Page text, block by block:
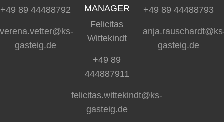
+49 89 44488792
verena.vetter@ks-
gasteig.de
MANAGER
Felicitas
Wittekindt
+49 89
444887911
felicitas.wittekindt@ks-
gasteig.de
+49 89 44488793
gasteig.de